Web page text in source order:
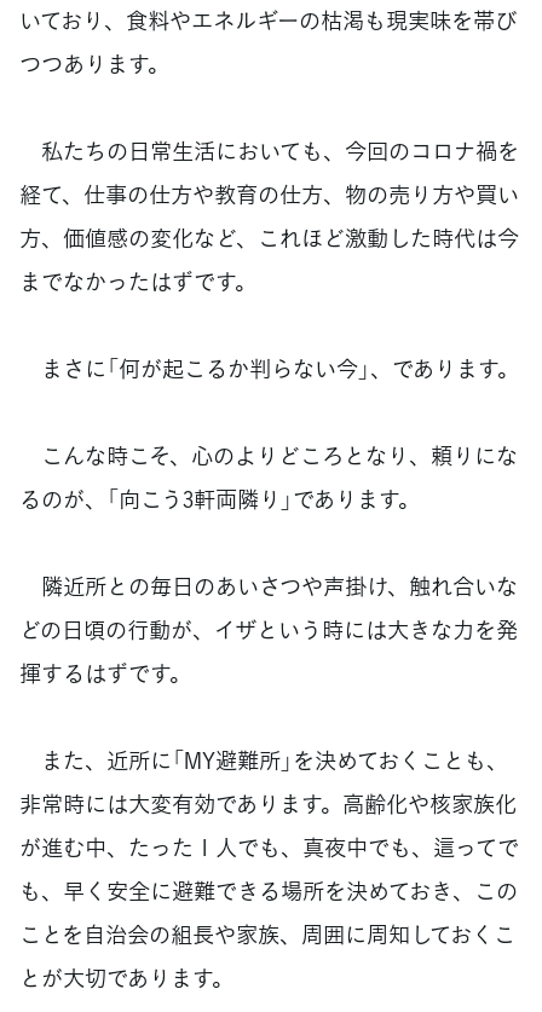
いており、食料やエネルギーの枯渇も現実味を帯び
つつあります。
私たちの日常生活においても、今回のコロナ禍を
経て、仕事の仕方や教育の仕方、物の売り方や買い
方、価値感の変化など、これほど激動した時代は今
までなかったはずです。
まさに「何が起こるか判らない今」、であります。
こんな時こそ、心のよりどころとなり、頼りにな
るのが、「向こう3軒両隣り」であります。
隣近所との毎日のあいさつや声掛け、触れ合いな
どの日頃の行動が、イザという時には大きな力を発
揮するはずです。
また、近所に「MY避難所」を決めておくことも、
非常時には大変有効であります。高齢化や核家族化
が進む中、たった１人でも、真夜中でも、這ってで
も、早く安全に避難できる場所を決めておき、この
ことを自治会の組長や家族、周囲に周知しておくこ
とが大切であります。